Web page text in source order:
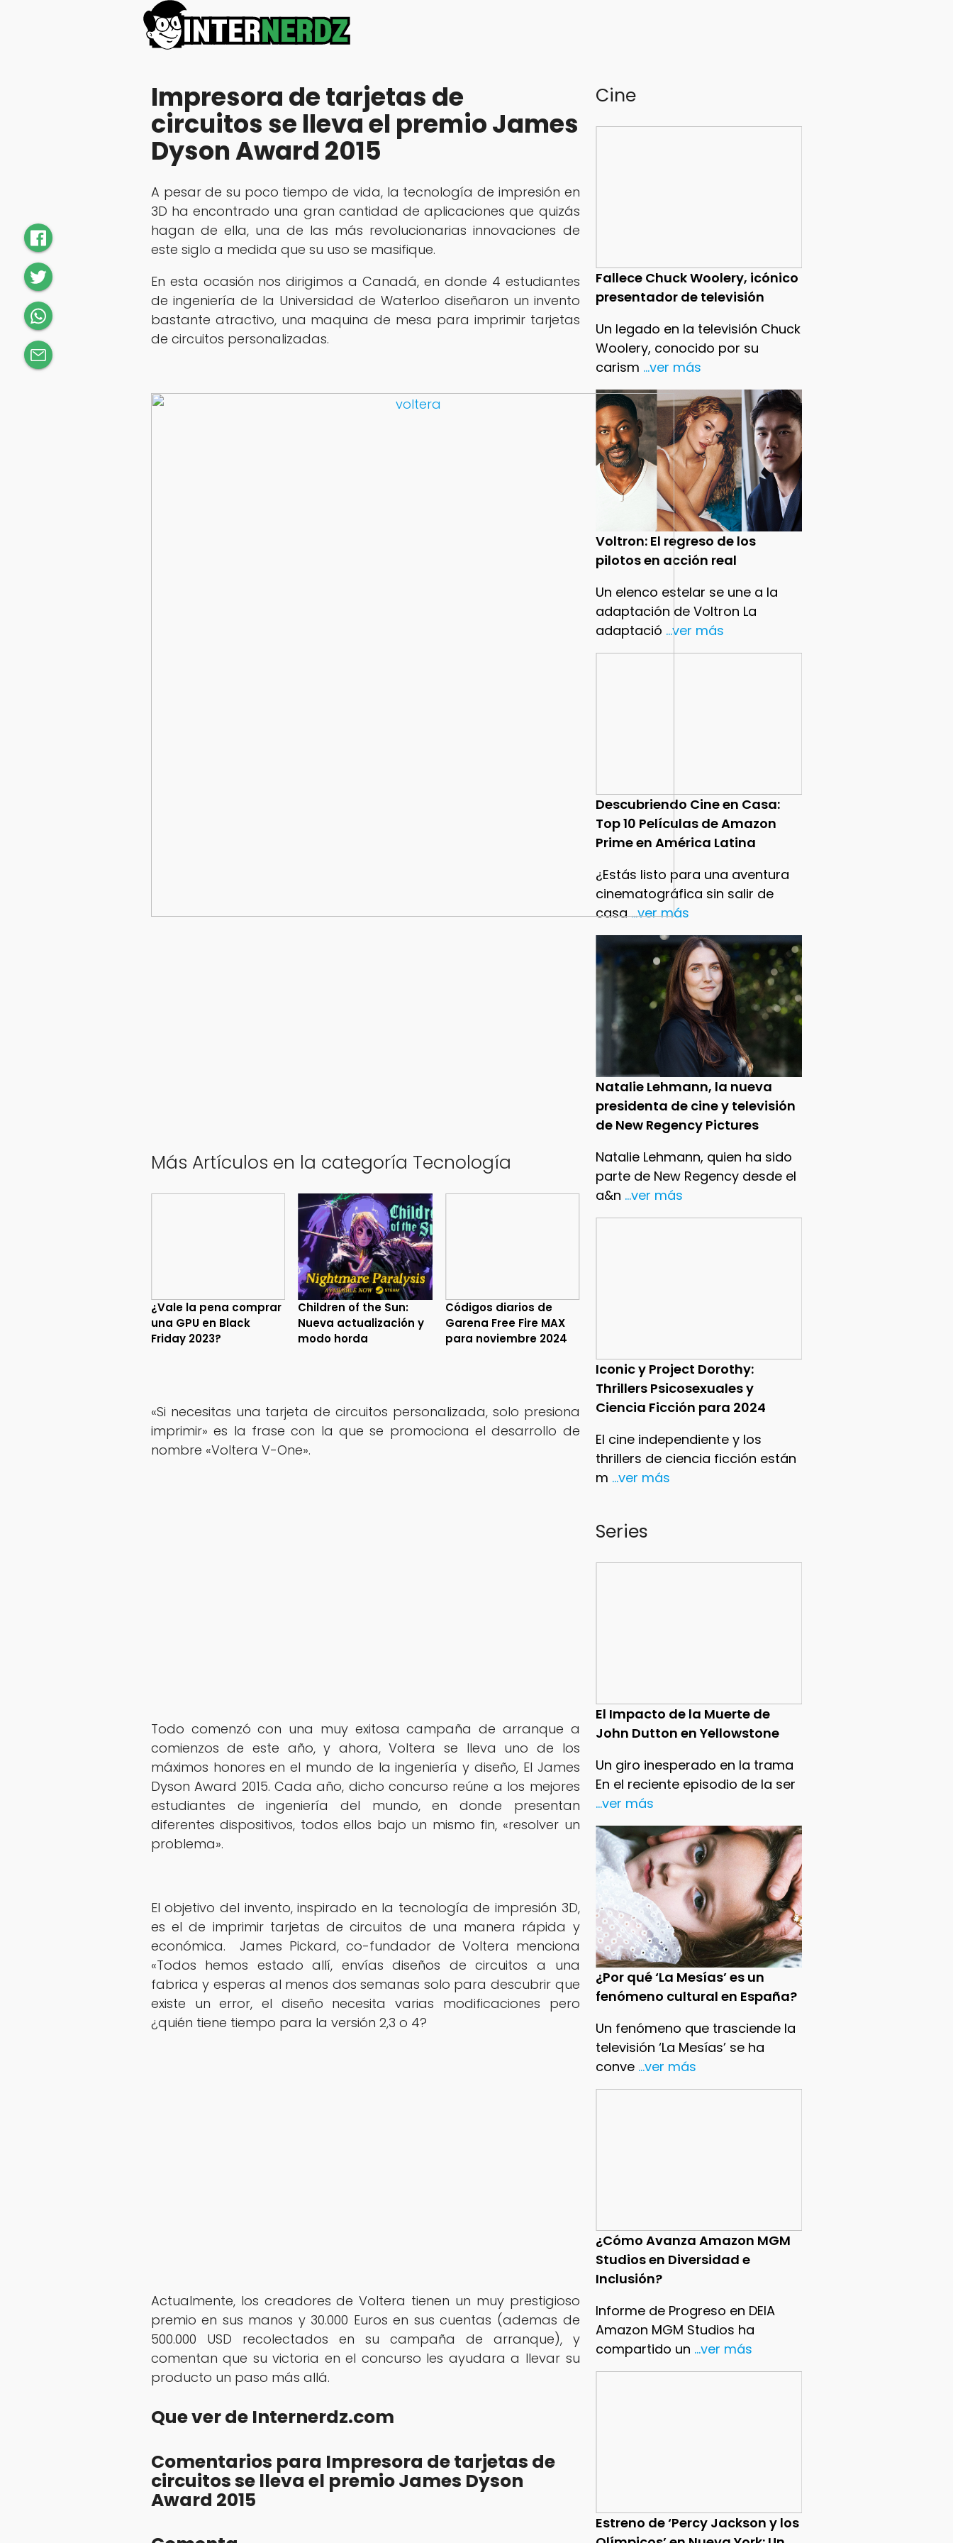
Cine
Fallece Chuck Woolery, icónico
presentador de televisión
Un legado en la televisión Chuck
Woolery, conocido por su
carism ...ver más
Voltron: El regreso de los
pilotos en acción real
Un elenco estelar se une a la
adaptación de Voltron La
adaptació ...ver más
Descubriendo Cine en Casa:
Top 10 Películas de Amazon
Prime en América Latina
¿Estás listo para una aventura
cinematográfica sin salir de
casa...ver más
Natalie Lehmann, la nueva
presidenta de cine y televisión
de New Regency Pictures
Natalie Lehmann, quien ha sido
parte de New Regency desde el
a&n ...ver más
Iconic y Project Dorothy:
Thrillers Psicosexuales y
Ciencia Ficción para 2024
El cine independiente y los
thrillers de ciencia ficción están
m ...ver más
Series
El Impacto de la Muerte de
John Dutton en Yellowstone
Un giro inesperado en la trama
En el reciente episodio de la ser
...ver más
¿Por qué ‘La Mesías’ es un
fenómeno cultural en España?
Un fenómeno que trasciende la
televisión ‘La Mesías’ se ha
conve ...ver más
¿Cómo Avanza Amazon MGM
Studios en Diversidad e
Inclusión?
Informe de Progreso en DEIA
Amazon MGM Studios ha
compartido un ...ver más
Estreno de ‘Percy Jackson y los
Impresora de tarjetas de
circuitos se lleva el premio James
Dyson Award 2015
A pesar de su poco tiempo de vida, la tecnología de impresión en
3D ha encontrado una gran cantidad de aplicaciones que quizás
hagan de ella, una de las más revolucionarias innovaciones de
este siglo a medida que su uso se masifique.
En esta ocasión nos dirigimos a Canadá, en donde 4 estudiantes
de ingeniería de la Universidad de Waterloo diseñaron un invento
bastante atractivo, una maquina de mesa para imprimir tarjetas
de circuitos personalizadas.
Más Artículos en la categoría Tecnología
¿Vale la pena comprar
una GPU en Black
Friday 2023?
Children of the Sun:
Nueva actualización y
modo horda
Códigos diarios de
Garena Free Fire MAX
para noviembre 2024
«Si necesitas una tarjeta de circuitos personalizada, solo presiona
imprimir» es la frase con la que se promociona el desarrollo de
nombre «Voltera V-One».
Todo comenzó con una muy exitosa campaña de arranque a
comienzos de este año, y ahora, Voltera se lleva uno de los
máximos honores en el mundo de la ingeniería y diseño, El James
Dyson Award 2015. Cada año, dicho concurso reúne a los mejores
estudiantes de ingeniería del mundo, en donde presentan
diferentes dispositivos, todos ellos bajo un mismo fin, «resolver un
problema».
El objetivo del invento, inspirado en la tecnología de impresión 3D,
es el de imprimir tarjetas de circuitos de una manera rápida y
económica. James Pickard, co-fundador de Voltera menciona
«Todos hemos estado allí, envías diseños de circuitos a una
fabrica y esperas al menos dos semanas solo para descubrir que
existe un error, el diseño necesita varias modificaciones pero
¿quién tiene tiempo para la versión 2,3 o 4?
Actualmente, los creadores de Voltera tienen un muy prestigioso
premio en sus manos y 30.000 Euros en sus cuentas (ademas de
500.000 USD recolectados en su campaña de arranque), y
comentan que su victoria en el concurso les ayudara a llevar su
producto un paso más allá.
Que ver de Internerdz.com
Comentarios para Impresora de tarjetas de
circuitos se lleva el premio James Dyson
Award 2015